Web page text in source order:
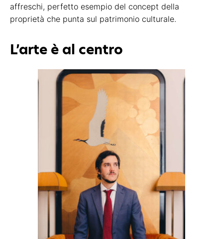
affreschi, perfetto esempio del concept della
proprietà che punta sul patrimonio culturale.
L’arte è al centro